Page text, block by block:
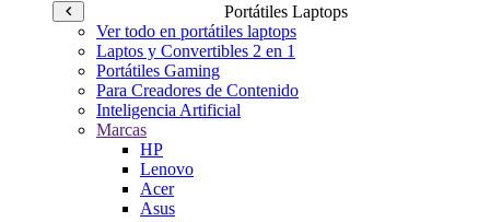
Portátiles Laptops
Ver todo en portátiles laptops
Laptos y Convertibles 2 en 1
Portátiles Gaming
Para Creadores de Contenido
Inteligencia Artificial
Marcas
HP
Lenovo
Acer
Asus